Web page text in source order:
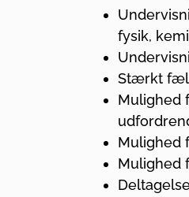
fysik,
Stærkt
Mulighed
Mulighed
Mulighed